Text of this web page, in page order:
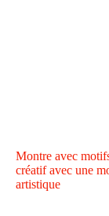
Montre avec
créatif avec une
artistique